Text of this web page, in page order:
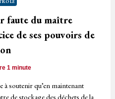
faute du maître
de ses pouvoirs de
1 minute
à soutenir qu’en maintenant
de stockage des déchets de la